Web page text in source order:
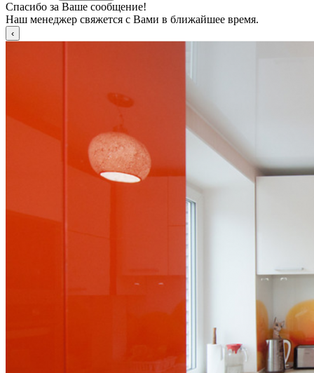
Спасибо за Ваше сообщение!
Наш менеджер свяжется с Вами в ближайшее время.